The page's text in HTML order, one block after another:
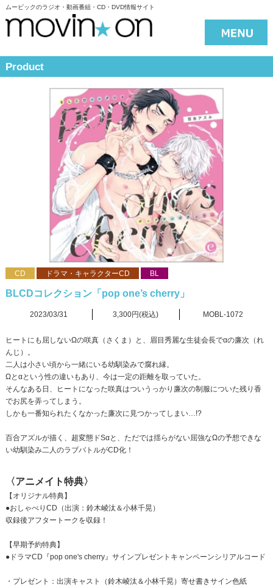
ムービックのラジオ・動画番組・CD・DVD情報サイト
Product
CD ドラマ・キャラクターCD BL
BLCDコレクション「pop one’s cherry」
2023/03/31 3,300円(税込) MOBL-1072
ヒートにも屈しないΩの咲真（さくま）と、眉目秀麗な生徒会長でαの廉次（れ
んじ）。
二人は小さい頃から一緒にいる幼馴染みで腐れ縁。
Ωとαという性の違いもあり、今は一定の距離を取っていた。
そんなある日、ヒートになった咲真はついうっかり廉次の制服についた残り香
でお尻を弄ってしまう。
しかも一番知られたくなかった廉次に見つかってしまい…!?
百合アズルが描く、超変態ドSαと、ただでは揺らがない屈強なΩの予想できな
い幼馴染み二人のラブバトルがCD化！
〈アニメイト特典〉
【オリジナル特典】
●おしゃべりCD（出演：鈴木崚汰＆小林千晃）
収録後アフタートークを収録！
【早期予約特典】
●ドラマCD『pop one's cherry』サインプレゼントキャンペーンシリアルコード
・プレゼント：出演キャスト（鈴木崚汰＆小林千晃）寄せ書きサイン色紙